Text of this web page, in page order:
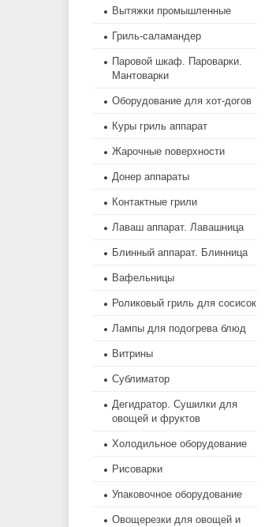
Вытяжки промышленные
Гриль-саламандер
Паровой шкаф. Пароварки.
Мантоварки
Оборудование для хот-догов
Куры гриль аппарат
Жарочные поверхности
Донер аппараты
Контактные грили
Лаваш аппарат. Лавашница
Блинный аппарат. Блинница
Вафельницы
Роликовый гриль для сосисок
Лампы для подогрева блюд
Витрины
Сублиматор
Дегидратор. Сушилки для
овощей и фруктов
Холодильное оборудование
Рисоварки
Упаковочное оборудование
Овощерезки для овощей и